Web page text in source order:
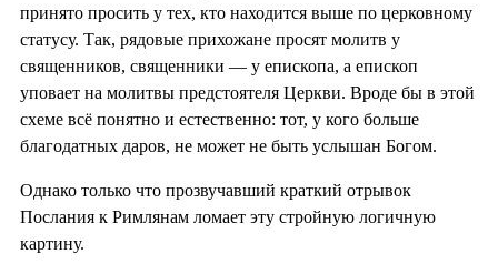
принято просить у тех, кто находится выше по церковному
статусу. Так, рядовые прихожане просят молитв у
священников, священники — у епископа, а епископ
уповает на молитвы предстоятеля Церкви. Вроде бы в этой
схеме всё понятно и естественно: тот, у кого больше
благодатных даров, не может не быть услышан Богом.
Однако только что прозвучавший краткий отрывок
Послания к Римлянам ломает эту стройную логичную
картину.